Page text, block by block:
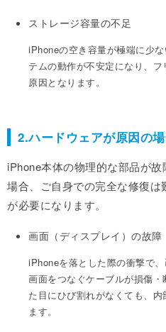
ストレージ容量の不足
iPhoneの空き容量が極端に少
テムの動作が不安定になり、
原因となります。
2.ハードウェアが原因の
iPhone本体の物理的な部品が
場合、ご自身での完全な修復
が必要になります。
画面（ディスプレイ）の故障
iPhoneを落とした際の衝撃で
画面をつなぐケーブルが損傷
た目にひび割れがなくても、
ます。